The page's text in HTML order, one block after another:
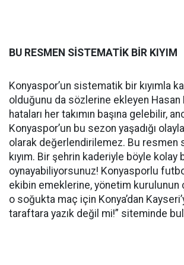
BU RESMEN SİSTEMATİK BİR KIYIM
Konyaspor’un sistematik bir kıyımla
olduğunu da sözlerine ekleyen Hasan
hataları her takımın başına gelebilir,
Konyaspor’un bu sezon yaşadığı
olarak değerlendirilemez. Bu resmen
kıyım. Bir şehrin kaderiyle böyle kolay
oynayabiliyorsunuz! Konyasporlu
ekibin emeklerine, yönetim kurulunun
o soğukta maç için Konya’dan
taraftara yazık değil mi!” siteminde